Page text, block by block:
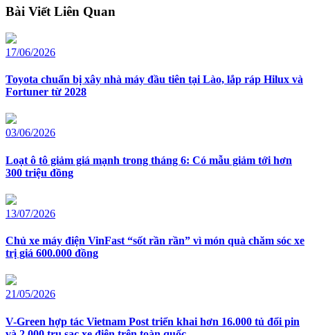
Bài Viết Liên Quan
17/06/2026
Toyota chuẩn bị xây nhà máy đầu tiên tại Lào, lắp ráp Hilux và
Fortuner từ 2028
03/06/2026
Loạt ô tô giảm giá mạnh trong tháng 6: Có mẫu giảm tới hơn
300 triệu đồng
13/07/2026
Chủ xe máy điện VinFast “sốt rần rần” vì món quà chăm sóc xe
trị giá 600.000 đồng
21/05/2026
V-Green hợp tác Vietnam Post triển khai hơn 16.000 tủ đổi pin